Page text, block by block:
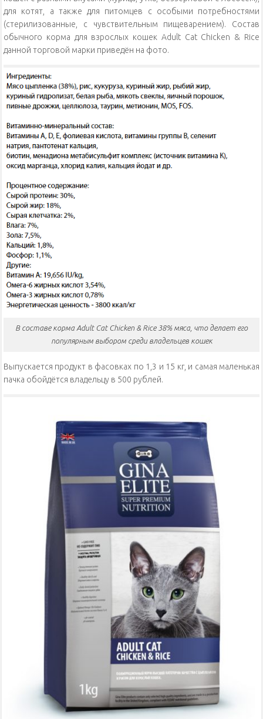
для котят, а также для питомцев с особыми потребностями
(стерилизованные, с чувствительным пищеварением). Состав
обычного корма для взрослых кошек Adult Cat Chicken & Rice
данной торговой марки приведён на фото.
В составе корма Adult Cat Chicken & Rice 38% мяса, что делает его
популярным выбором среди владельцев кошек
Выпускается продукт в фасовках по 1,3 и 15 кг, и самая маленькая
пачка обойдётся владельцу в 500 рублей.